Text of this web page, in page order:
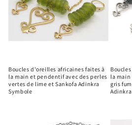
Boucles d'oreilles africaines faites à
la main et pendentif avec des perles
vertes de lime et Sankofa Adinkra
Symbole
la
gris